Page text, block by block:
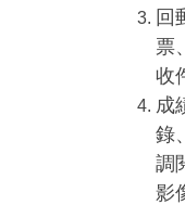
回
票
收
成
錄
調
影